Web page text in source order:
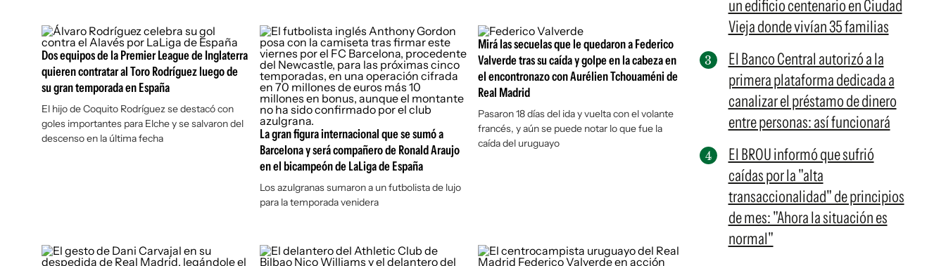
Dos equipos de la Premier League de Inglaterra
quieren contratar al Toro Rodríguez luego de
su gran temporada en España
El hijo de Coquito Rodríguez se destacó con
goles importantes para Elche y se salvaron del
descenso en la última fecha
La gran figura internacional que se sumó a
Barcelona y será compañero de Ronald Araujo
en el bicampeón de LaLiga de España
Los azulgranas sumaron a un futbolista de lujo
para la temporada venidera
Mirá las secuelas que le quedaron a Federico
Valverde tras su caída y golpe en la cabeza en
el encontronazo con Aurélien Tchouaméni de
Real Madrid
Pasaron 18 días del ida y vuelta con el volante
francés, y aún se puede notar lo que fue la
caída del uruguayo
un edificio centenario en Ciudad
Vieja donde vivían 35 familias
El Banco Central autorizó a la
primera plataforma dedicada a
canalizar el préstamo de dinero
entre personas: así funcionará
El BROU informó que sufrió
caídas por la "alta
transaccionalidad" de principios
de mes: "Ahora la situación es
normal"